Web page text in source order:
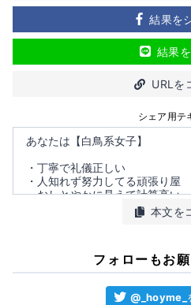
結果を
結果
URLを
シェア用テ
本文を
フォローもお
@_hoyme_